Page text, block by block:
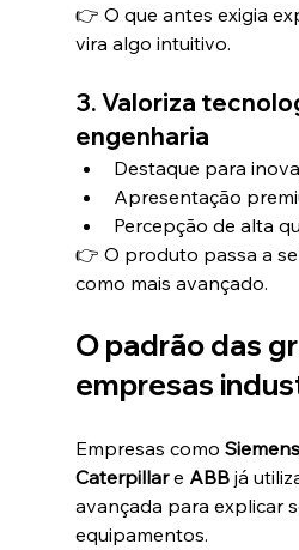
👉 O que antes exigia
vira algo intuitivo.
3. Valoriza
engenharia
Destaque para
Apresentação
Percepção de alta
👉 O produto passa a
como mais avançado.
O padrão das
empresas
Empresas como Siemens
Caterpillar e ABB já
avançada para explicar
equipamentos.